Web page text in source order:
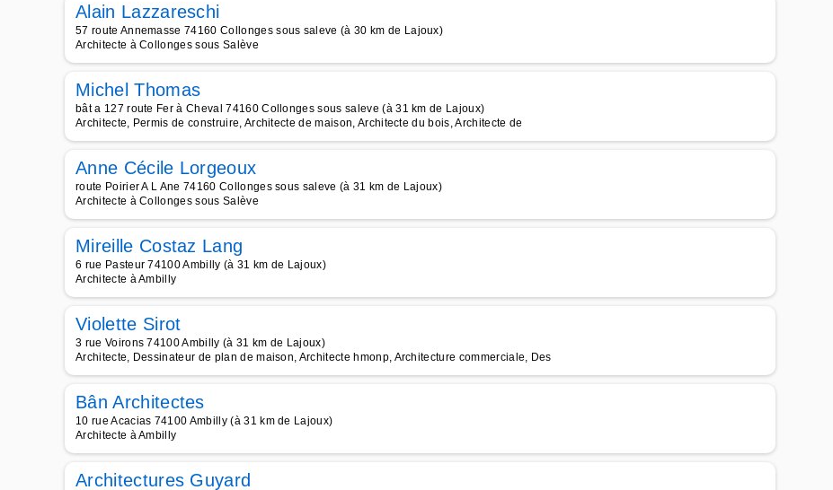
Alain Lazzareschi
57 route Annemasse 74160 Collonges sous saleve (à 30 km de Lajoux)
Architecte à Collonges sous Salève
Michel Thomas
bât a 127 route Fer à Cheval 74160 Collonges sous saleve (à 31 km de Lajoux)
Architecte, Permis de construire, Architecte de maison, Architecte du bois, Architecte de
Anne Cécile Lorgeoux
route Poirier A L Ane 74160 Collonges sous saleve (à 31 km de Lajoux)
Architecte à Collonges sous Salève
Mireille Costaz Lang
6 rue Pasteur 74100 Ambilly (à 31 km de Lajoux)
Architecte à Ambilly
Violette Sirot
3 rue Voirons 74100 Ambilly (à 31 km de Lajoux)
Architecte, Dessinateur de plan de maison, Architecte hmonp, Architecture commerciale, Des
Bân Architectes
10 rue Acacias 74100 Ambilly (à 31 km de Lajoux)
Architecte à Ambilly
Architectures Guyard